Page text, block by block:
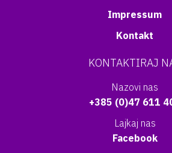
Impressum
Kontakt
KONTAKTIRAJ
Nazovi nas
+385 (0)47 611
Lajkaj nas
Facebook